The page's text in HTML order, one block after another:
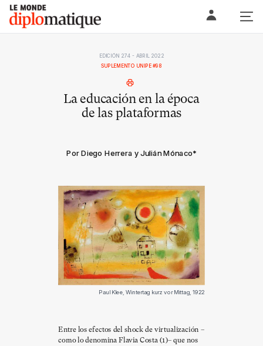
Skip
content
Le monde diplomatique
EDICIÓN 274 - ABRIL 2022
SUPLEMENTO UNIPE #98
La educación en la época
de las plataformas
Por Diego Herrera y Julián Mónaco*
Paul Klee, Wintertag kurz vor Mittag, 1922
Entre los efectos del shock de virtualización –
como lo denomina Flavia Costa (1)– que nos